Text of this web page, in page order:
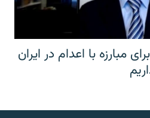
مبارزه با اعدام در ایران